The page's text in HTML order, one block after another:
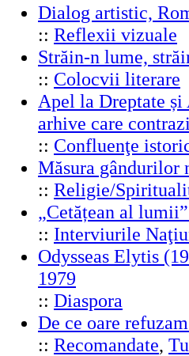
Dialog artistic,
:: Reflexii vizuale
Străin-n lume,
:: Colocvii literare
Apel la Dreptate și
arhive care
:: Confluenţe
Măsura gândurilor
:: Religie/
„Cetățean al
:: Interviurile
Odysseas Elytis
1979
:: Diaspora
De ce oare
:: Recomandate,